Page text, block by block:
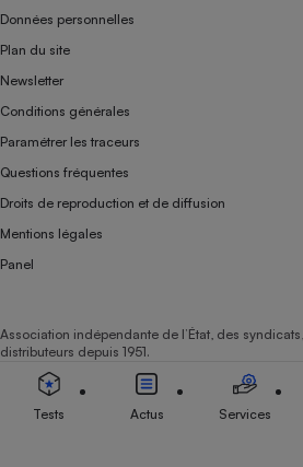
Données personnelles
Plan du site
Newsletter
Conditions générales
Paramétrer les traceurs
Questions fréquentes
Droits de reproduction et de diffusion
Mentions légales
Panel
Association indépendante de l’État, des
distributeurs depuis 1951.
Tests Actus Services